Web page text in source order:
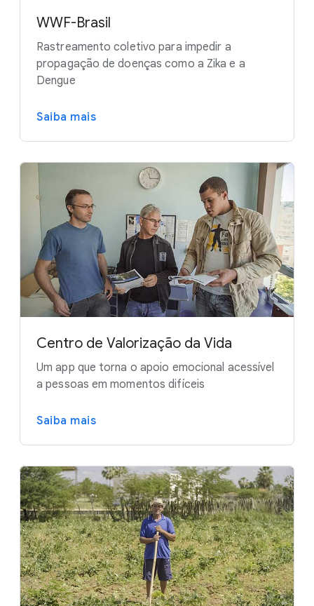
WWF-Brasil
Rastreamento coletivo para impedir a
propagação de doenças como a Zika e a
Dengue
Saiba mais
Centro de Valorização da Vida
Um app que torna o apoio emocional acessível
a pessoas em momentos difíceis
Saiba mais